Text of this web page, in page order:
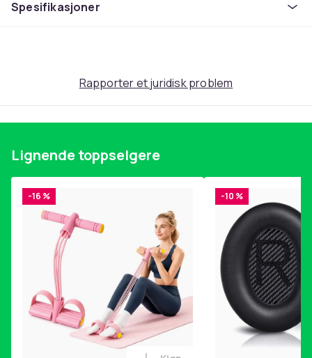
f4835d95-4cf7-4cd9-94da-9f6a8931dc21
Spesifikasjoner
Rapporter et juridisk problem
Lignende toppselgere
-16 % -10 %